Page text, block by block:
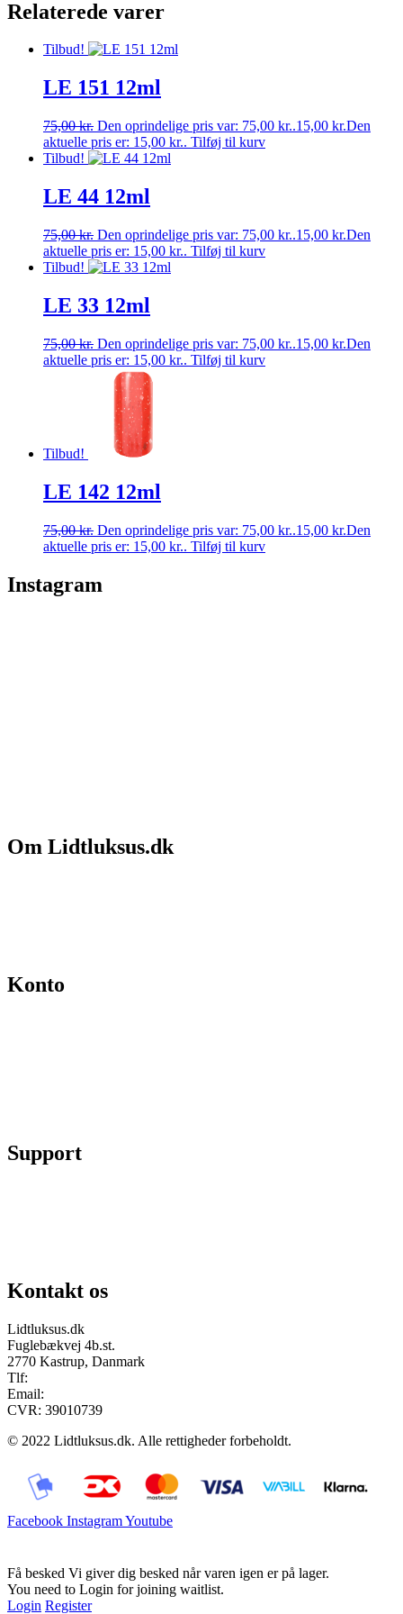
Relaterede varer
Tilbud!
LE 151 12ml
75,00kr. Den oprindelige pris var: 75,00 kr..15,00 kr.Den
aktuelle pris er: 15,00 kr.. Tilføj til kurv
Tilbud!
LE 44 12ml
75,00kr. Den oprindelige pris var: 75,00 kr..15,00 kr.Den
aktuelle pris er: 15,00 kr.. Tilføj til kurv
Tilbud!
LE 33 12ml
75,00kr. Den oprindelige pris var: 75,00 kr..15,00 kr.Den
aktuelle pris er: 15,00 kr.. Tilføj til kurv
Tilbud!
LE 142 12ml
75,00kr. Den oprindelige pris var: 75,00 kr..15,00 kr.Den
aktuelle pris er: 15,00 kr.. Tilføj til kurv
Instagram
Om Lidtluksus.dk
Konto
Support
Kontakt os
Lidtluksus.dk
Fuglebækvej 4b.st.
2770 Kastrup, Danmark
Tlf:
Email:
CVR: 39010739
© 2022 Lidtluksus.dk. Alle rettigheder forbeholdt.
Facebook InstagramYoutube
Få besked Vi giver dig besked når varen igen er på lager.
You need to Login for joining waitlist.
Login Register